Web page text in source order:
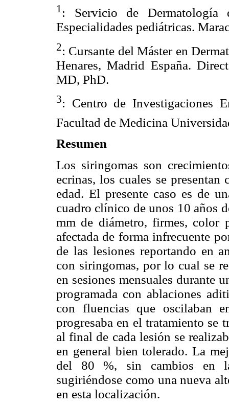
1 : Servicio de Dermatología
Especialidades pediátricas.
2: Cursante del Máster en
Henares, Madrid España.
MD, PhD.
3: Centro de Investigaciones
Facultad de Medicina
Resumen
Los siringomas son
ecrinas, los cuales se presentan
edad. El presente caso es de
cuadro clínico de unos 10 años
mm de diámetro, firmes, color
afectada de forma infrecuente
de las lesiones reportando en
con siringomas, por lo cual se
en sesiones mensuales durante
programada con ablaciones
con fluencias que oscilaban
progresaba en el tratamiento se
al final de cada lesión se
en general bien tolerado. La
del 80 %, sin cambios en
sugiriéndose como una nueva
en esta localización.